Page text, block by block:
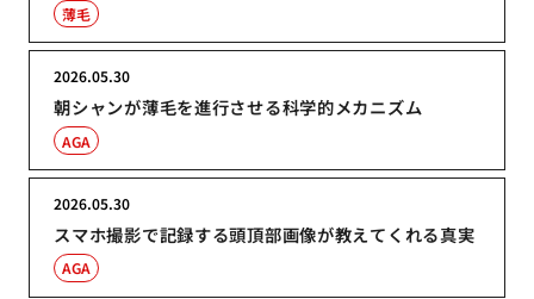
薄毛
朝シャンが薄毛を進行させる科学的メカニズム
2026.05.30
AGA
スマホ撮影で記録する頭頂部画像が教えてくれる真実
2026.05.30
AGA